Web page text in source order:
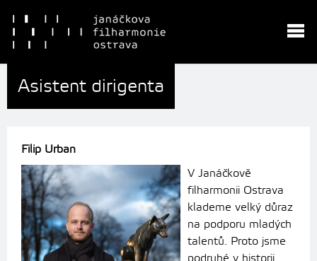
Asistent dirigenta
Filip Urban
V Janáčkově
filharmonii Ostrava
klademe velký důraz
na podporu mladých
talentů. Proto jsme
podruhé v historii